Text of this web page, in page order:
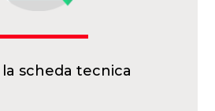
la scheda tecnica